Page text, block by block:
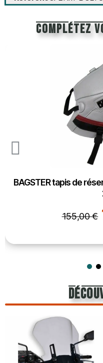
Complétez
BAGSTER tapis de
155,00 €